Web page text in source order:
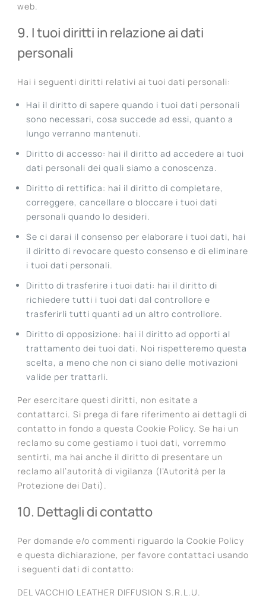
web.
9. I tuoi diritti in relazione ai dati
personali
Hai i seguenti diritti relativi ai tuoi dati personali:
Hai il diritto di sapere quando i tuoi dati personali
sono necessari, cosa succede ad essi, quanto a
lungo verranno mantenuti.
Diritto di accesso: hai il diritto ad accedere ai tuoi
dati personali dei quali siamo a conoscenza.
Diritto di rettifica: hai il diritto di completare,
correggere, cancellare o bloccare i tuoi dati
personali quando lo desideri.
Se ci darai il consenso per elaborare i tuoi dati, hai
il diritto di revocare questo consenso e di eliminare
i tuoi dati personali.
Diritto di trasferire i tuoi dati: hai il diritto di
richiedere tutti i tuoi dati dal controllore e
trasferirli tutti quanti ad un altro controllore.
Diritto di opposizione: hai il diritto ad opporti al
trattamento dei tuoi dati. Noi rispetteremo questa
scelta, a meno che non ci siano delle motivazioni
valide per trattarli.
Per esercitare questi diritti, non esitate a
contattarci. Si prega di fare riferimento ai dettagli di
contatto in fondo a questa Cookie Policy. Se hai un
reclamo su come gestiamo i tuoi dati, vorremmo
sentirti, ma hai anche il diritto di presentare un
reclamo all’autorità di vigilanza (l’Autorità per la
Protezione dei Dati).
10. Dettagli di contatto
Per domande e/o commenti riguardo la Cookie Policy
e questa dichiarazione, per favore contattaci usando
i seguenti dati di contatto:
DEL VACCHIO LEATHER DIFFUSION S.R.L.U.